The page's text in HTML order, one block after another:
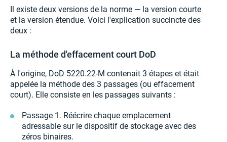
Il existe deux versions de la norme — la version courte
et la version étendue. Voici l'explication succincte des
deux :
La méthode d'effacement court DoD
À l'origine, DoD 5220.22-M contenait 3 étapes et était
appelée la méthode des 3 passages (ou effacement
court). Elle consiste en les passages suivants :
Passage 1. Réécrire chaque emplacement
adressable sur le dispositif de stockage avec des
zéros binaires.